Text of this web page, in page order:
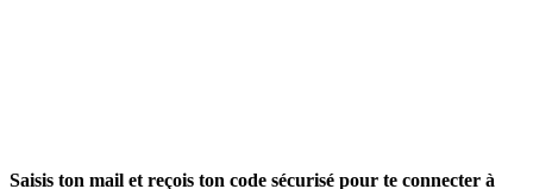
Saisis ton mail et reçois ton code sécurisé pour te connecter à